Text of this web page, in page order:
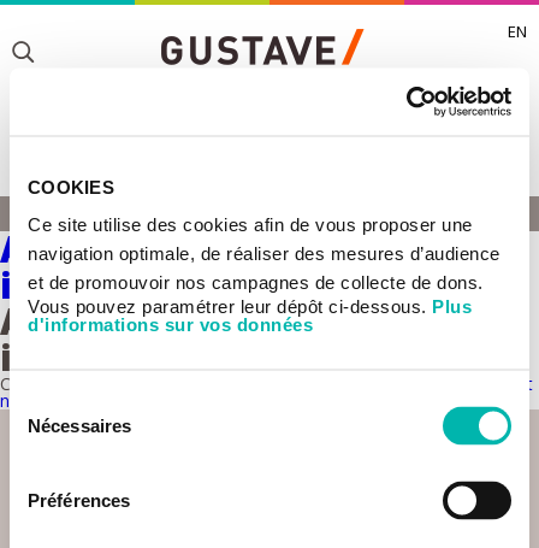
COOKIES
Ce site utilise des cookies afin de vous proposer une
navigation optimale, de réaliser des mesures d’audience
et de promouvoir nos campagnes de collecte de dons.
Vous pouvez paramétrer leur dépôt ci-dessous. Plus
d'informations sur vos données
Nécessaires
Préférences
EN
Toggle
Toggle
Toggle
ACCUEIL
LUC FRIBOULET
Adaptation génétique aux
inhibiteurs de kinases
Adaptation génétique aux
inhibiteurs de kinases
Cette équipe est rattachée à l' UMR 981 - Prédicteurs moléculaires et
nouvelles cibles en oncologie.